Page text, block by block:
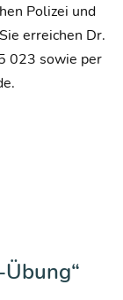
Polizei und
erreichen Dr.
023 sowie per